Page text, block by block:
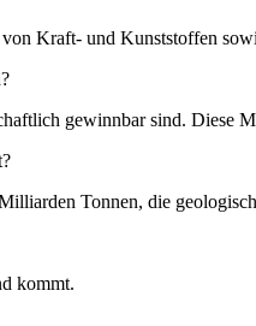
Kraft- und Kunststoffen
gewinnbar sind. Diese
Tonnen, die
kommt.